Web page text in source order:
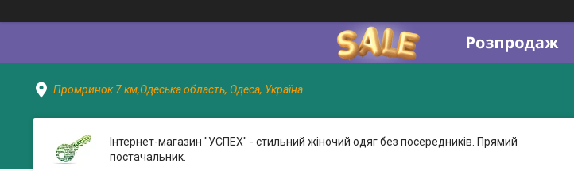
Промринок 7 км,Одеська область, Одеса, Україна
Інтернет-магазин "УСПЕХ" - стильний жіночий одяг без посередників. Прямий
постачальник.